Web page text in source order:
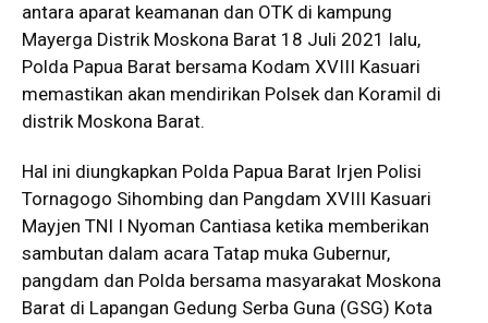
antara aparat keamanan dan OTK di kampung
Mayerga Distrik Moskona Barat 18 Juli 2021 lalu,
Polda Papua Barat bersama Kodam XVIII Kasuari
memastikan akan mendirikan Polsek dan Koramil di
distrik Moskona Barat.
Hal ini diungkapkan Polda Papua Barat Irjen Polisi
Tornagogo Sihombing dan Pangdam XVIII Kasuari
Mayjen TNI I Nyoman Cantiasa ketika memberikan
sambutan dalam acara Tatap muka Gubernur,
pangdam dan Polda bersama masyarakat Moskona
Barat di Lapangan Gedung Serba Guna (GSG) Kota